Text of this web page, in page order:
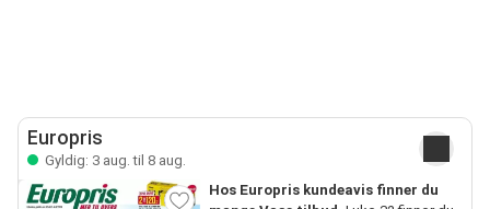
Europris
Gyldig: 3 aug. til 8 aug.
Hos Europris kundeavis finner du